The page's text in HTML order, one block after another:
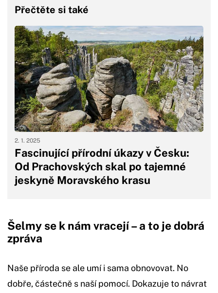
Přečtěte si také
Fascinující přírodní úkazy v Česku:
Od Prachovských skal po tajemné
jeskyně Moravského krasu
2. 1. 2025
Šelmy se k nám vracejí – a to je dobrá
zpráva
Naše příroda se ale umí i sama obnovovat. No
dobře, částečně s naší pomocí. Dokazuje to návrat